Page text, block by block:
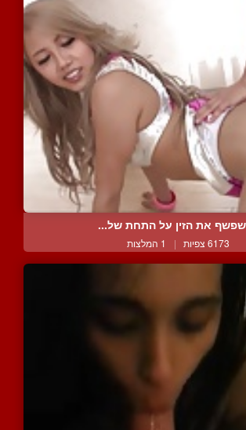
את הזין על התחת של...
6173 צפיות | 1 המלצות